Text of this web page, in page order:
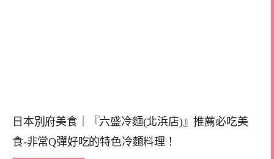
日本別府美食｜『六盛冷麵(北浜店)』推薦必吃美
食-非常Q彈好吃的特色冷麵料理！